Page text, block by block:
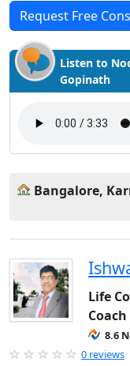
Request Free
Listen to
Gopinath
Bangalore,
Life
Coach
8.6
0 reviews